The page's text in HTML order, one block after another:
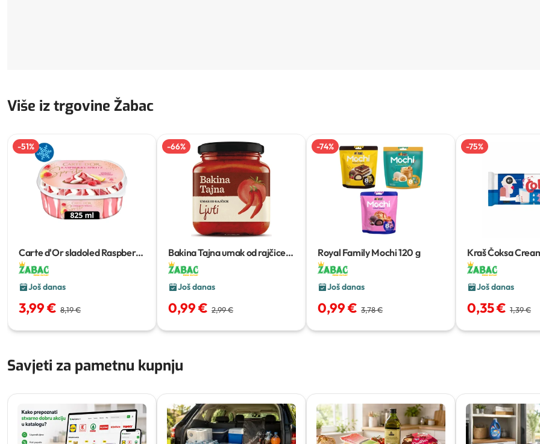
Više iz trgovine Žabac
-51%
Carte d'Or sladoled Raspberry
Spritz i Pistachio Delight
Još danas
3,99 € 8,19 €
-66%
Bakina Tajna umak od rajčice
ljuti300 g
Još danas
0,99 € 2,99 €
-74%
Royal Family Mochi120 g
Još danas
0,99 € 3,78 €
-75%
Kraš Čoksa
Još danas
0,35 € 1,39 €
Savjeti za pametnu kupnju